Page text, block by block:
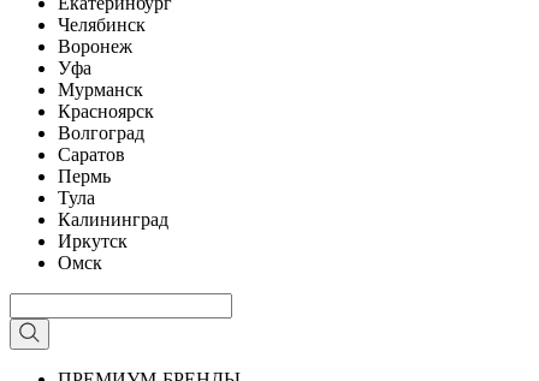
Челябинск
Воронеж
Уфа
Мурманск
Красноярск
Волгоград
Саратов
Пермь
Тула
Калининград
Иркутск
Омск